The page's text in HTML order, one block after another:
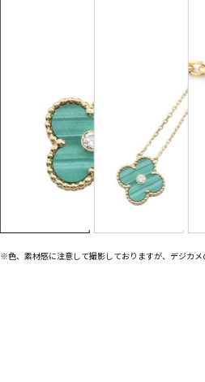
※色、素材感に注意して撮影しておりますが、デジカメ